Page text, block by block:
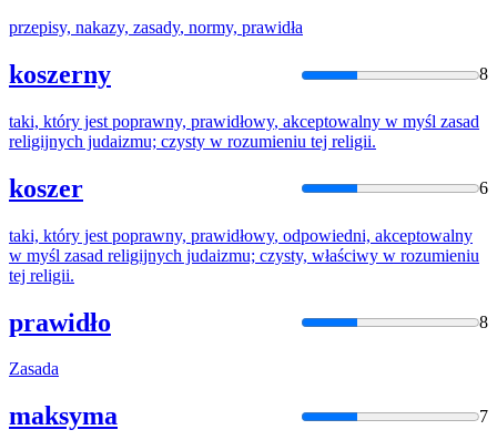
przepisy, nakazy, zasady, normy, prawidła
koszerny 8
taki, który jest poprawny, prawidłowy, akceptowalny w myśl zasad
religijnych judaizmu; czysty w rozumieniu tej religii.
koszer 6
taki, który jest poprawny, prawidłowy, odpowiedni, akceptowalny
w myśl zasad religijnych judaizmu; czysty, właściwy w rozumieniu
tej religii.
prawidło 8
Zasada
maksyma 7